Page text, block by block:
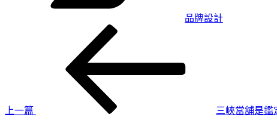
品牌設計
上一篇
三峽當舖是